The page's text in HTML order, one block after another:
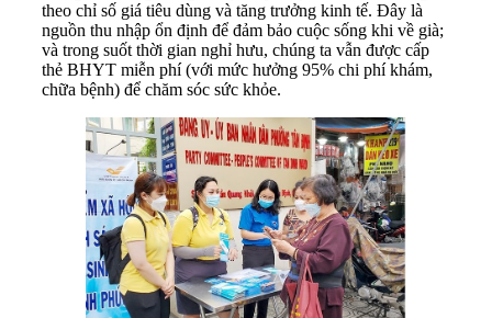
theo chỉ số giá tiêu dùng và tăng trưởng kinh tế. Đây là
nguồn thu nhập ổn định để đảm bảo cuộc sống khi về già;
và trong suốt thời gian nghỉ hưu, chúng ta vẫn được cấp
thẻ BHYT miễn phí (với mức hưởng 95% chi phí khám,
chữa bệnh) để chăm sóc sức khỏe.